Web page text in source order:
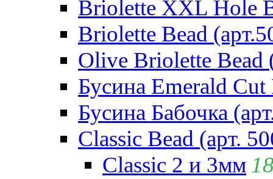
Briolette XXL Hole
Briolette Bead
Olive Briolette Bead
Бусина Emerald Cut
Бусина Бабочка
Classic Bead (арт.
Classic 2 и 3мм